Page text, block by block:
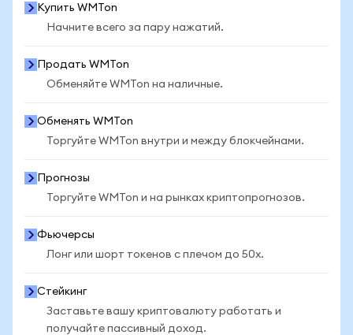
Купить WMTon
Начните всего за пару нажатий.
Продать WMTon
Обменяйте WMTon на наличные.
Обменять WMTon
Торгуйте WMTon внутри и между блокчейнами.
Прогнозы
Торгуйте WMTon и на рынках криптопрогнозов.
Фьючерсы
Лонг или шорт токенов с плечом до 50x.
Стейкинг
Заставьте вашу криптовалюту работать и
получайте пассивный доход.